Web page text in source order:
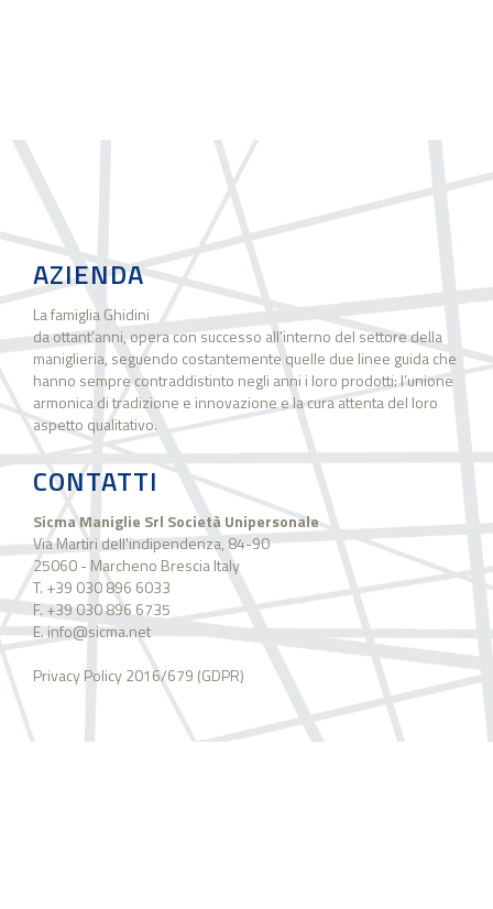
AZIENDA
La famiglia Ghidini
da ottant’anni, opera con successo all’interno del settore della
maniglieria, seguendo costantemente quelle due linee guida che
hanno sempre contraddistinto negli anni i loro prodotti: l’unione
armonica di tradizione e innovazione e la cura attenta del loro
aspetto qualitativo.
CONTATTI
Sicma Maniglie Srl Società Unipersonale
Via Martiri dell'indipendenza, 84-90
25060 - Marcheno Brescia Italy
T. +39 030 896 6033
F. +39 030 896 6735
E. info@sicma.net
Privacy Policy 2016/679 (GDPR)